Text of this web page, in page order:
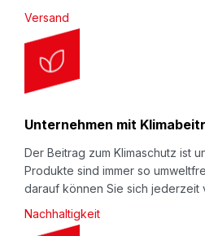
Versand
Unternehmen mit
Der Beitrag zum Klimaschutz ist
Produkte sind immer so
darauf können Sie sich jederzeit
Nachhaltigkeit